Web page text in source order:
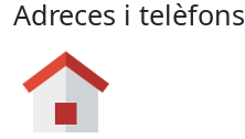
Adreces i telèfons